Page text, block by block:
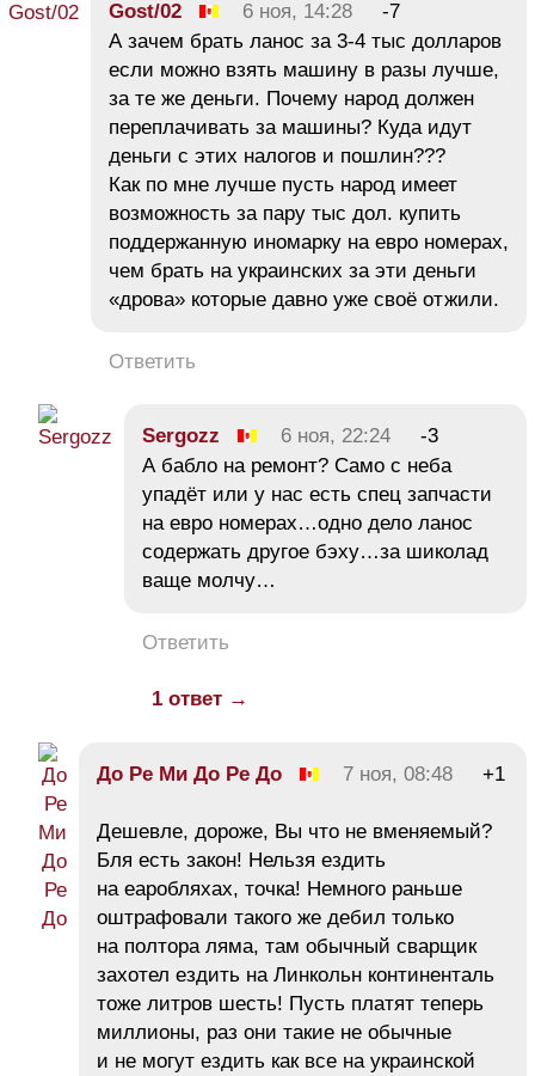
Gost/02 6 ноя, 14:28
-7
А зачем брать ланос за 3-4 тыс долларов
если можно взять машину в разы лучше,
за те же деньги. Почему народ должен
переплачивать за машины? Куда идут
деньги с этих налогов и пошлин???
Как по мне лучше пусть народ имеет
возможность за пару тыс дол. купить
поддержанную иномарку на евро номерах,
чем брать на украинских за эти деньги
«дрова» которые давно уже своё отжили.
Ответить
Sergozz 6 ноя, 22:24
-3
А бабло на ремонт? Само с неба
упадёт или у нас есть спец запчасти
на евро номерах…одно дело ланос
содержать другое бэху…за шиколад
ваще молчу…
Ответить
1 ответ →
До Ре Ми До Ре До 7 ноя, 08:48 +1
Дешевле, дороже, Вы что не вменяемый?
Бля есть закон! Нельзя ездить
на еаробляхах, точка! Немного раньше
оштрафовали такого же дебил только
на полтора ляма, там обычный сварщик
захотел ездить на Линкольн континенталь
тоже литров шесть! Пусть платят теперь
миллионы, раз они такие не обычные
и не могут ездить как все на украинской